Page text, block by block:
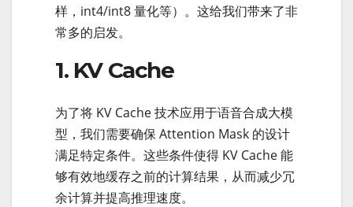
样，int4/int8 量化等）。这给我们带来了非
常多的启发。
1. KV Cache
为了将 KV Cache 技术应用于语音合成大模
型，我们需要确保 Attention Mask 的设计
满足特定条件。这些条件使得 KV Cache 能
够有效地缓存之前的计算结果，从而减少冗
余计算并提高推理速度。